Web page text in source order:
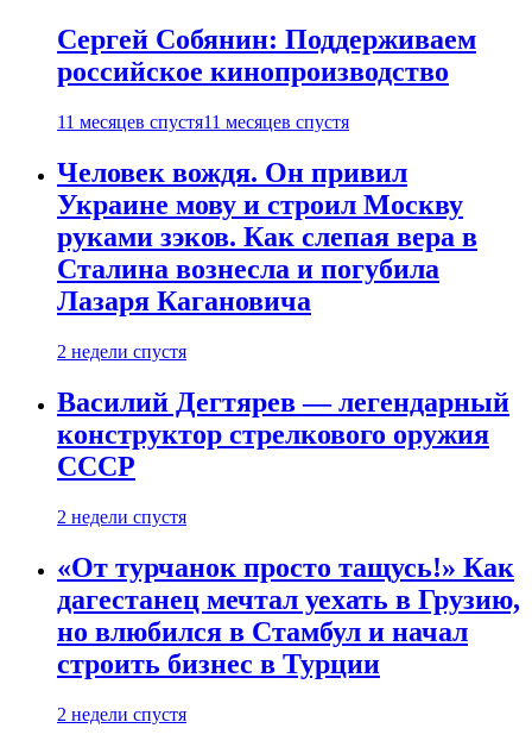
Сергей Собянин: Поддерживаем
российское кинопроизводство
11 месяцев спустя11 месяцев спустя
Человек вождя. Он привил
Украине мову и строил Москву
руками зэков. Как слепая вера в
Сталина вознесла и погубила
Лазаря Кагановича
2 недели спустя
Василий Дегтярев — легендарный
конструктор стрелкового оружия
СССР
2 недели спустя
«От турчанок просто тащусь!» Как
дагестанец мечтал уехать в Грузию,
но влюбился в Стамбул и начал
строить бизнес в Турции
2 недели спустя